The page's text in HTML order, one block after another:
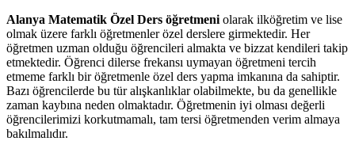
Alanya Matematik Özel Ders öğretmeni olarak ilköğretim ve lise
olmak üzere farklı öğretmenler özel derslere girmektedir. Her
öğretmen uzman olduğu öğrencileri almakta ve bizzat kendileri takip
etmektedir. Öğrenci dilerse frekansı uymayan öğretmeni tercih
etmeme farklı bir öğretmenle özel ders yapma imkanına da sahiptir.
Bazı öğrencilerde bu tür alışkanlıklar olabilmekte, bu da genellikle
zaman kaybına neden olmaktadır. Öğretmenin iyi olması değerli
öğrencilerimizi korkutmamalı, tam tersi öğretmenden verim almaya
bakılmalıdır.